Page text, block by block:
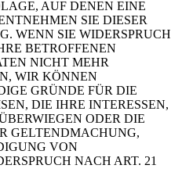
AUF DENEN EINE
SIE DIESER
WENN SIE WIDERSPRUCH
BETROFFENEN
NICHT MEHR
WIR KÖNNEN
GRÜNDE FÜR DIE
DIE IHRE INTERESSEN,
ODER DIE
GELTENDMACHUNG,
VON
NACH ART. 21